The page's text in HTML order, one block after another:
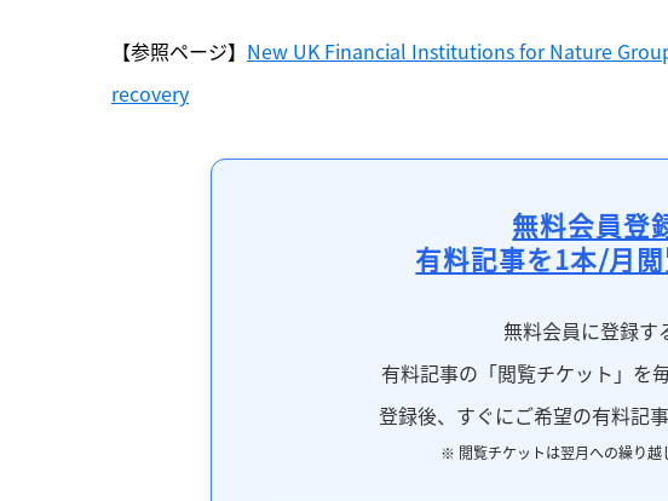
【参照ページ】 New UK Financial Institutions for Nature
recovery
無料会員登
有料記事を1本/月
無料会員に登録す
有料記事の「閲覧チケット」を
登録後、すぐにご希望の有料記
※ 閲覧チケットは翌月への繰り越